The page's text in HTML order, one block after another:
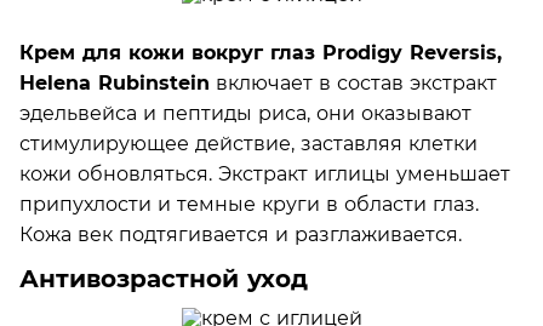
Крем для кожи вокруг глаз Prodigy Reversis,
Helena Rubinstein включает в состав экстракт
эдельвейса и пептиды риса, они оказывают
стимулирующее действие, заставляя клетки
кожи обновляться. Экстракт иглицы уменьшает
припухлости и темные круги в области глаз.
Кожа век подтягивается и разглаживается.
Антивозрастной уход